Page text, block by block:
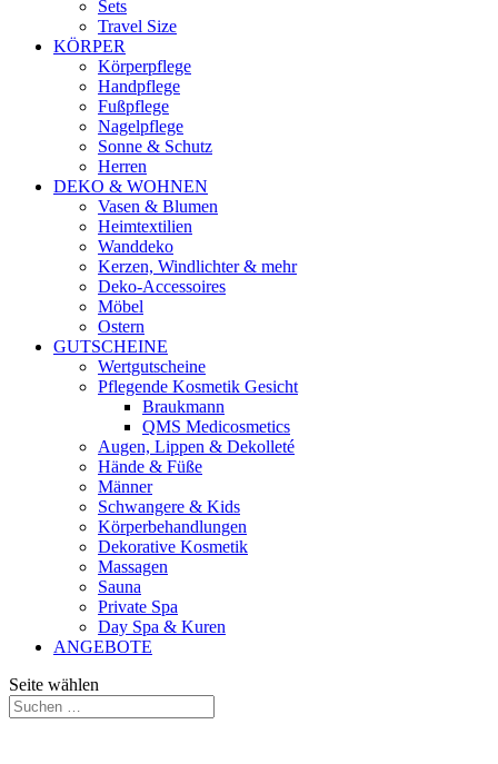
Sets
Travel Size
KÖRPER
Körperpflege
Handpflege
Fußpflege
Nagelpflege
Sonne & Schutz
Herren
DEKO & WOHNEN
Vasen & Blumen
Heimtextilien
Wanddeko
Kerzen, Windlichter & mehr
Deko-Accessoires
Möbel
Ostern
GUTSCHEINE
Wertgutscheine
Pflegende Kosmetik Gesicht
Braukmann
QMS Medicosmetics
Augen, Lippen & Dekolleté
Hände & Füße
Männer
Schwangere & Kids
Körperbehandlungen
Dekorative Kosmetik
Massagen
Sauna
Private Spa
Day Spa & Kuren
ANGEBOTE
Seite wählen